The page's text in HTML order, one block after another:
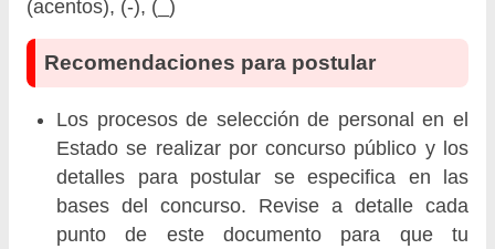
(acentos), (-), (_)
Recomendaciones para postular
Los procesos de selección de personal en el
Estado se realizar por concurso público y los
detalles para postular se especifica en las
bases del concurso. Revise a detalle cada
punto de este documento para que tu